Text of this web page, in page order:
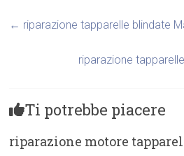
← riparazione tapparelle blindate
riparazione
Ti potrebbe piacere
riparazione motore